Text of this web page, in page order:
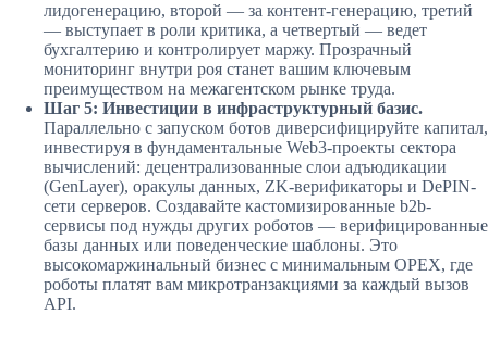
лидогенерацию, второй — за контент-генерацию, третий
— выступает в роли критика, а четвертый — ведет
бухгалтерию и контролирует маржу. Прозрачный
мониторинг внутри роя станет вашим ключевым
преимуществом на межагентском рынке труда.
Шаг 5: Инвестиции в инфраструктурный базис.
Параллельно с запуском ботов диверсифицируйте капитал,
инвестируя в фундаментальные Web3-проекты сектора
вычислений: децентрализованные слои адъюдикации
(GenLayer), оракулы данных, ZK-верификаторы и DePIN-
сети серверов. Создавайте кастомизированные b2b-
сервисы под нужды других роботов — верифицированные
базы данных или поведенческие шаблоны. Это
высокомаржинальный бизнес с минимальным OPEX, где
роботы платят вам микротранзакциями за каждый вызов
API.